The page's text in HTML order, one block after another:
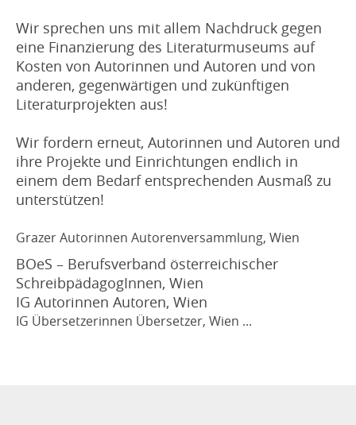
Wir sprechen uns mit allem Nachdruck gegen
eine Finanzierung des Literaturmuseums auf
Kosten von Autorinnen und Autoren und von
anderen, gegenwärtigen und zukünftigen
Literaturprojekten aus!
Wir fordern erneut, Autorinnen und Autoren und
ihre Projekte und Einrichtungen endlich in
einem dem Bedarf entsprechenden Ausmaß zu
unterstützen!
Grazer Autorinnen Autorenversammlung, Wien
BOeS – Berufsverband österreichischer
SchreibpädagogInnen, Wien
IG Autorinnen Autoren, Wien
IG Übersetzerinnen Übersetzer, Wien ...